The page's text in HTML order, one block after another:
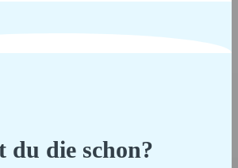
du die schon?